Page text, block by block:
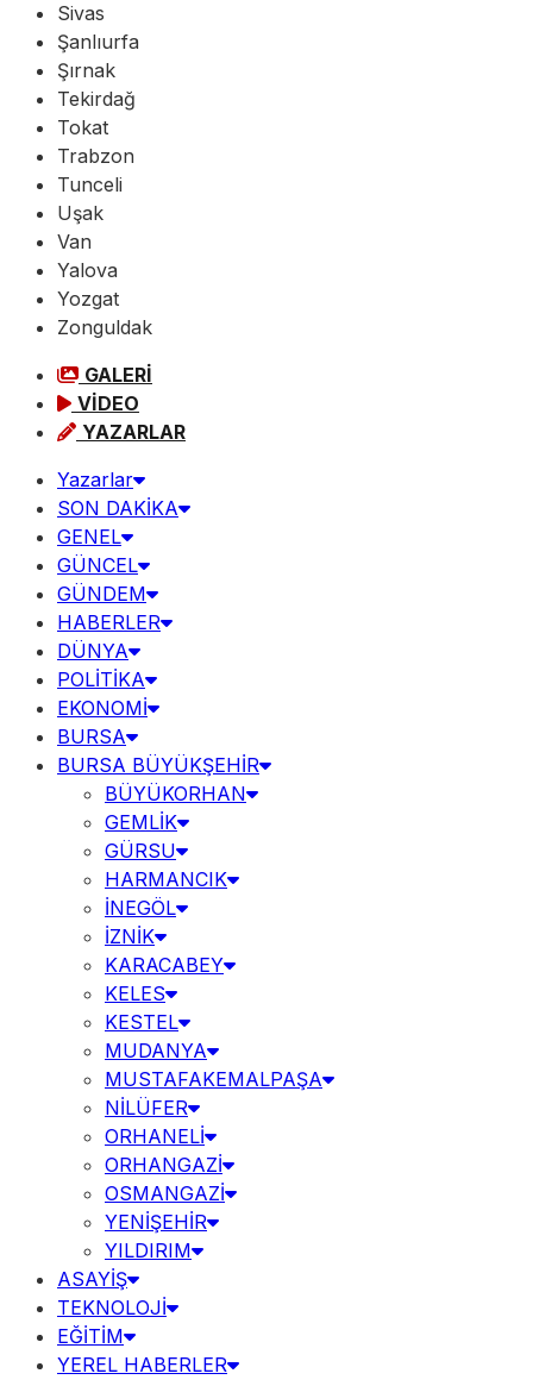
Sivas
Şanlıurfa
Şırnak
Tekirdağ
Tokat
Trabzon
Tunceli
Uşak
Van
Yalova
Yozgat
Zonguldak
GALERİ
VİDEO
YAZARLAR
Yazarlar
SON DAKİKA
GENEL
GÜNCEL
GÜNDEM
HABERLER
DÜNYA
POLİTİKA
EKONOMİ
BURSA
BURSA BÜYÜKŞEHİR
BÜYÜKORHAN
GEMLİK
GÜRSU
HARMANCIK
İNEGÖL
İZNİK
KARACABEY
KELES
KESTEL
MUDANYA
MUSTAFAKEMALPAŞA
NİLÜFER
ORHANELİ
ORHANGAZİ
OSMANGAZİ
YENİŞEHİR
YILDIRIM
ASAYİŞ
TEKNOLOJİ
EĞİTİM
YEREL HABERLER